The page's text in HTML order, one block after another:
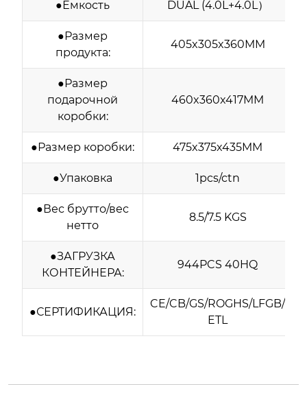
●Ёмкость DUAL (4.0L+4.0L）
●Размер
продукта:
405x305x360MM
●Размер
подарочной
коробки:
460x360x417MM
●Размер коробки: 475x375x435MM
●Упаковка 1pcs/ctn
●Вес брутто/вес
нетто
8.5/7.5 KGS
●ЗАГРУЗКА
КОНТЕЙНЕРА:
944PCS 40HQ
●СЕРТИФИКАЦИЯ:
CE/CB/GS/ROGHS/LFGB/
ETL